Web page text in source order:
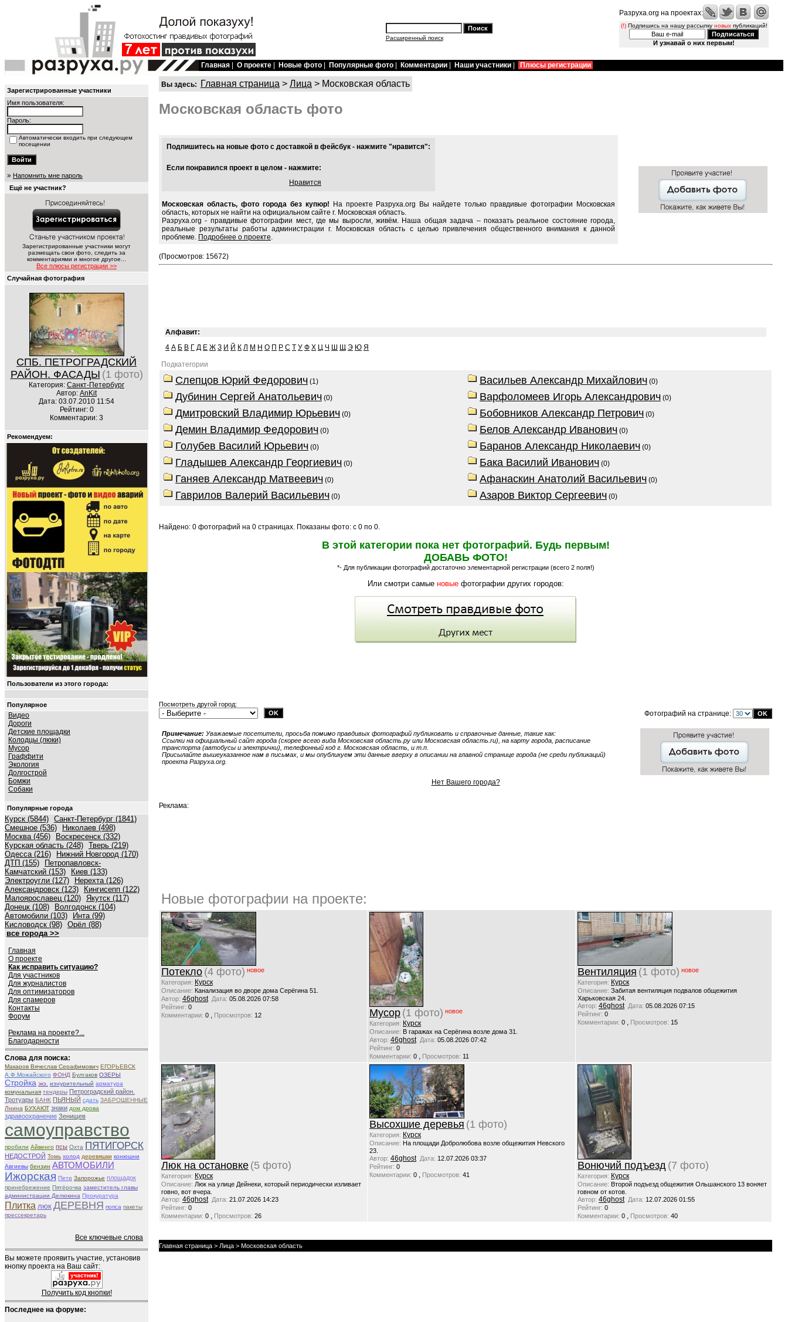
Расширенный поиск
Разруха.org на проектах:
(!)Подпишись на нашу рассылку новыхпубликаций!
И узнавай о них первым!
Главная О проекте Новые фото Популярные фото Комментарии Наши участники Плюсы регистрации
Зарегистрированные участники
Имя пользователя:
Пароль:
Автоматически входить при следующем
посещении
» Напомнить мне пароль
Ещё не участник?
Зарегистрированные участники могут
размещать свои фото, следить за
комментариями и многое другое...
Все плюсы регистрации >>
Случайная фотография
СПБ. ПЕТРОГРАДСКИЙ
РАЙОН. ФАСАДЫ (1 фото)
Категория: Санкт-Петербург
Автор: AnKit
Дата: 03.07.2010 11:54
Рейтинг: 0
Комментарии: 3
Рекомендуем:
Пользователи из этого города:
Популярное
Видео
Дороги
Детские площадки
Колодцы (люки)
Мусор
Граффити
Экология
Долгострой
Бомжи
Собаки
Популярные города
Курск (5844) Санкт-Петербург (1841)
Смешное (536)
Николаев (498)
Москва (456)
Воскресенск (332)
Курская область (248) Тверь (219)
Одесса (216)
Нижний Новгород (170)
ДТП (155)
Петропавловск-
Камчатский (153)
Киев (133)
Электроугли (127)
Нерехта (126)
Александровск (123)
Кингисепп (122)
Малоярославец (120) Якутск (117)
Донецк (108)
Волгодонск (104)
Автомобили (103)
Инта (99)
Кисловодск (98) Орёл (88)
все города >>
Главная
О проекте
Как исправить ситуацию?
Для участников
Для журналистов
Для оптимизаторов
Для спамеров
Контакты
Форум
Реклама на проекте?...
Благодарности
Слова для поиска:
Макаров Вячеслав Серафимович ЕГОРЬЕВСК
А.Ф.Можайского ФОНД Булгаков ОЗЕРЫ
Стройка экз. изнурительный арматура
комунальная тендеры Петроградский район.
Тротуары БАНК ПЬЯНЫЙ сдать ЗАБРОШЕННЫЕ
Лнина БУХАЮТ знаки дом дрова
здравоохранение Зенищев
самоуправство
пробили Айвенго псы Охта ПЯТИГОРСК
НЕДОСТРОЙ Томь холод деревяшки конюшни
Авгиевы бензин АВТОМОБИЛИ
Ижорская Петр Запорожье площадок
принебрежение Пятёрочка заместитель главы
администрации Делюкина Прокуратура
Плитка люк ДЕРЕВНЯ попса пакеты
прессекретарь
Все ключевые слова
Вы можете проявить участие, установив
кнопку проекта на Ваш сайт:
Получить код кнопки!
Последнее на форуме:
Вы здесь: Главная страница > Лица > Московская область
Московская область фото
Подпишитесь на новые фото с доставкой в фейсбук - нажмите "нравится":
Если понравился проект в целом - нажмите:
Нравится
Московская область, фото города без купюр! На проекте Разруха.org Вы найдете только правдивые фотографии Московская
область, которых не найти на официальном сайте г. Московская область.
Разруха.org - правдивые фотографии мест, где мы выросли, живём. Наша общая задача – показать реальное состояние города,
реальные результаты работы администрации г. Московская область с целью привлечения общественного внимания к данной
проблеме. Подробнее о проекте.
(Просмотров: 15672)
Алфавит:
4 А Б В Г Д Е Ж З И Й К Л М Н О П Р С Т У Ф Х Ц Ч Ш Щ Э Ю Я
Подкатегории
Слепцов Юрий Федорович (1)
Дубинин Сергей Анатольевич (0)
Дмитровский Владимир Юрьевич (0)
Демин Владимир Федорович (0)
Голубев Василий Юрьевич (0)
Гладышев Александр Георгиевич (0)
Ганяев Александр Матвеевич (0)
Гаврилов Валерий Васильевич (0)
Васильев Александр Михайлович (0)
Варфоломеев Игорь Александрович (0)
Бобовников Александр Петрович (0)
Белов Александр Иванович (0)
Баранов Александр Николаевич (0)
Бака Василий Иванович (0)
Афанаскин Анатолий Васильевич (0)
Азаров Виктор Сергеевич (0)
Найдено: 0 фотографий на 0 страницах. Показаны фото: с 0 по 0.
В этой категории пока нет фотографий. Будь первым!
ДОБАВЬ ФОТО!
*- Для публикации фотографий достаточно элементарной регистрации (всего 2 поля!)
Или смотри самые новыефотографии других городов:
Посмотреть другой город:
Фотографий на странице:
Примечание: Уважаемые посетители, просьба помимо правдивых фотографий публиковать и справочные данные, такие как:
Ссылки на официальный сайт города (скорее всего вида Московская область.ру или Московская область.ru), на карту города, расписание
транспорта (автобусы и электрички), телефонный код г. Московская область, и т.п.
Присылайте вышеуказанное нам в письмах, и мы опубликуем эти данные вверху в описании на главной странице города (не среди публикаций)
проекта Разруха.org.
Нет Вашего города?
Реклама:
Новые фотографии на проекте:
Потекло (4 фото) новое
Категория: Курск
Описание: Канализация во дворе дома Серёгина 51.
Автор: 46ghost Дата: 05.08.2026 07:58
Рейтинг: 0
Комментарии: 0 , Просмотров: 12 Мусор (1 фото) новое
Категория: Курск
Описание: В гаражах на Серёгина возле дома 31.
Автор: 46ghost Дата: 05.08.2026 07:42
Рейтинг: 0
Комментарии: 0 , Просмотров: 11
Вентиляция (1 фото) новое
Категория: Курск
Описание: Забитая вентиляция подвалов общежития
Харьковская 24.
Автор: 46ghost Дата: 05.08.2026 07:15
Рейтинг: 0
Комментарии: 0 , Просмотров: 15
Люк на остановке (5 фото)
Категория: Курск
Описание: Люк на улице Дейнеки, который периодически изливает
говно, вот вчера.
Автор: 46ghost Дата: 21.07.2026 14:23
Рейтинг: 0
Комментарии: 0 , Просмотров: 26
Высохшие деревья (1 фото)
Категория: Курск
Описание: На площади Добролюбова возле общежития Невского
23.
Автор: 46ghost Дата: 12.07.2026 03:37
Рейтинг: 0
Комментарии: 0 , Просмотров: 41
Вонючий подъезд (7 фото)
Категория: Курск
Описание: Второй подъезд общежития Ольшанского 13 воняет
говном от котов.
Автор: 46ghost Дата: 12.07.2026 01:55
Рейтинг: 0
Комментарии: 0 , Просмотров: 40
Главная страница > Лица > Московская область